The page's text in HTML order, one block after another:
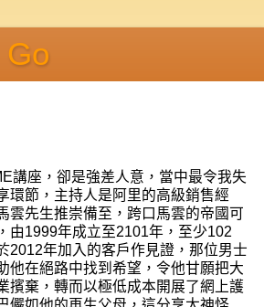
講座，卻是強差人意，當中最令我失
環節，主持人是阿里的高級銷售經
雲先生推崇備至，跨口馬雲的帝國可
由1999年成立至2101年，至少102
2012年加入的客戶作見證，那位男士
他在絕路中找到希望，令他甘願把大
擯棄，轉而以極低成本開展了網上護